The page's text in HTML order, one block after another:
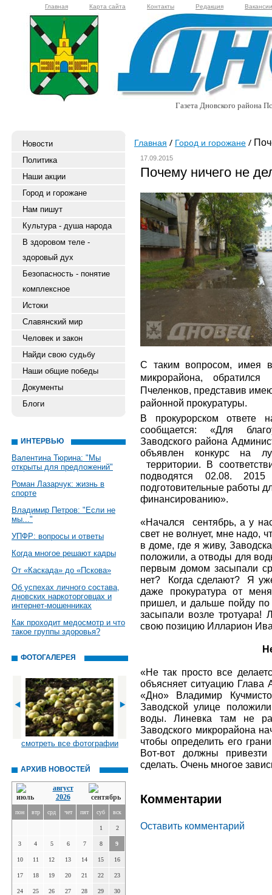
Главная Карта сайта Контакты Редакция Вакансии
Газета Дновского района
Новости
Политика
Наши акции
Город и горожане
Нам пишут
Культура - душа народа
В здоровом теле -
здоровый дух
Безопасность - понятие
комплексное
Истоки
Славянский мир
Человек и закон
Найди свою судьбу
Наши общие победы
Документы
Блоги
ИНТЕРВЬЮ
Валентина Тюрина: "Мы
открыты для предложений"
Роман Лазарчук: жизнь в
спорте
Владимир Петров: "Если не
мы..."
УПФР: вопросы и ответы
Когда многое решают кадры
От «Каскада» до «Пскова»
Об успехах личного состава,
дновских наркоторговцах и
интернет-мошенниках
Как проходит медосмотр и что
такое группы здоровья?
ФОТОГАЛЕРЕЯ
смотреть все фотографии
АРХИВ НОВОСТЕЙ
август
2026
пон втр срд чет пят суб вск
1 2
3 4 5 6 7 8 9
10 11 12 13 14 15 16
17 18 19 20 21 22 23
24 25 26 27 28 29 30
Главная Город и горожане
17.09.2015
Почему ничего не
С таким вопросом, имея в
микрорайона,
Пчеленков, представив
районной прокуратуры.
В прокурорском ответе
сообщается: «Для
Заводского района
объявлен конкурс на
территории. В
подводятся 02.08.
подготовительные работы
финансированию».
«Начался сентябрь, а у
свет не волнует, мне надо,
в доме, где я живу,
положили, а отводы для
первым домом засыпали
нет? Когда сделают? Я
даже прокуратура от
пришел, и дальше пойду
засыпали возле
свою позицию Илларион
«Не так просто все
объясняет ситуацию Глава
«Дно» Владимир
Заводской улице
воды. Линевка там не
Заводского микрорайона
чтобы определить его
Вот-вот должны
сделать. Очень многое
Комментарии
Оставить комментарий